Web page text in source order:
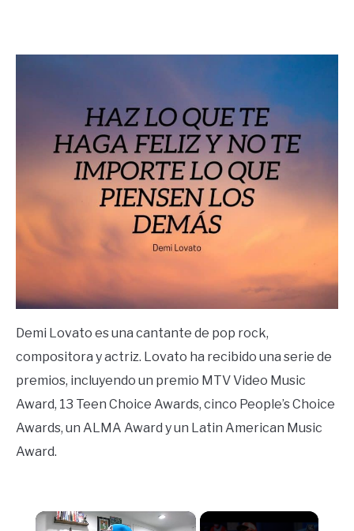
Demi Lovato es una cantante de pop rock,
compositora y actriz. Lovato ha recibido una serie de
premios, incluyendo un premio MTV Video Music
Award, 13 Teen Choice Awards, cinco People’s Choice
Awards, un ALMA Award y un Latin American Music
Award.
×